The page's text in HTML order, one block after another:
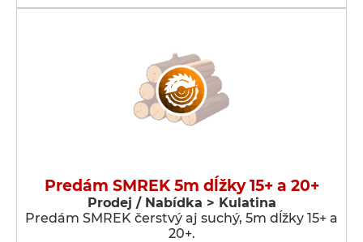
Predám SMREK 5m dĺžky 15+ a 20+
Prodej / Nabídka > Kulatina
Predám SMREK čerstvý aj suchý, 5m dĺžky 15+ a
20+.